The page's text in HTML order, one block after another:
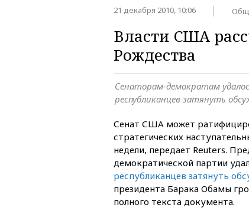
21 декабря 2010, 10:06
Власти США
Рождества
Сенаторам-демократам
республиканцев затянуть
Сенат США может
стратегических
недели, передает Reuters.
демократической партии
республиканцев затянуть
президента Барака Обамы
полного текста документа.